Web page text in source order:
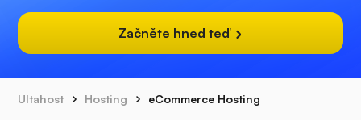
Začněte hned teď
Ultahost Hosting eCommerce Hosting